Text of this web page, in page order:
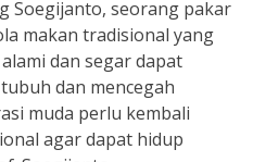
Soegijanto, seorang pakar
makan tradisional yang
dan segar dapat
dan mencegah
muda perlu kembali
agar dapat hidup